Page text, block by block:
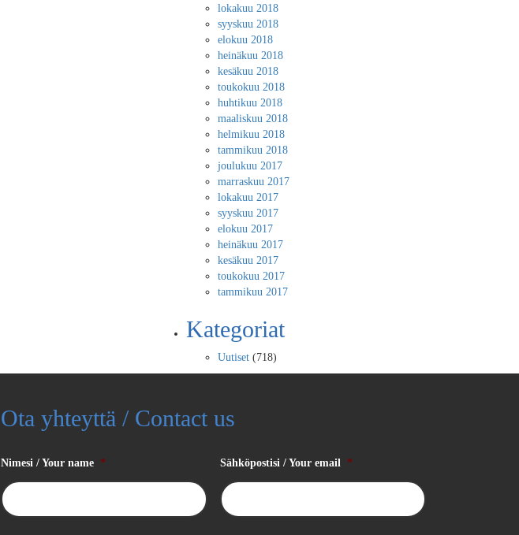
lokakuu 2018
syyskuu 2018
elokuu 2018
heinäkuu 2018
kesäkuu 2018
toukokuu 2018
huhtikuu 2018
maaliskuu 2018
helmikuu 2018
tammikuu 2018
joulukuu 2017
marraskuu 2017
lokakuu 2017
syyskuu 2017
elokuu 2017
heinäkuu 2017
kesäkuu 2017
toukokuu 2017
tammikuu 2017
Kategoriat
Uutiset (718)
Ota yhteyttä / Contact us
Nimesi / Your name * Sähköpostisi / Your email *